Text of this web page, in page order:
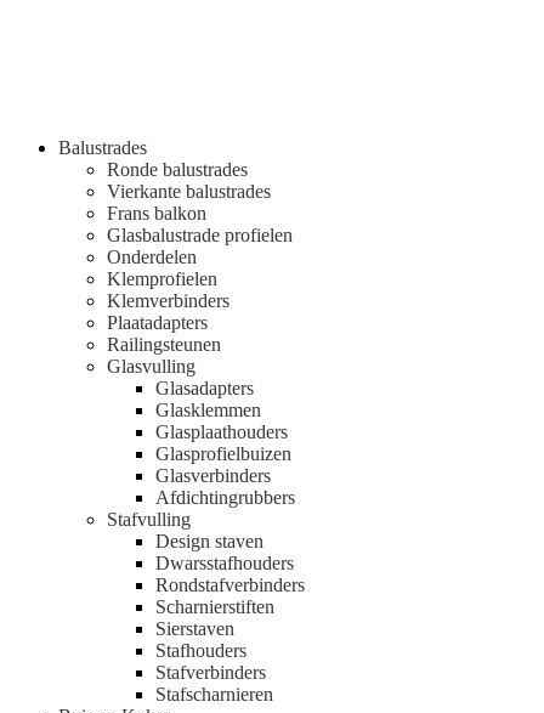
Balustrades
Ronde balustrades
Vierkante balustrades
Frans balkon
Glasbalustrade profielen
Onderdelen
Klemprofielen
Klemverbinders
Plaatadapters
Railingsteunen
Glasvulling
Glasadapters
Glasklemmen
Glasplaathouders
Glasprofielbuizen
Glasverbinders
Afdichtingrubbers
Stafvulling
Design staven
Dwarsstafhouders
Rondstafverbinders
Scharnierstiften
Sierstaven
Stafhouders
Stafverbinders
Stafscharnieren